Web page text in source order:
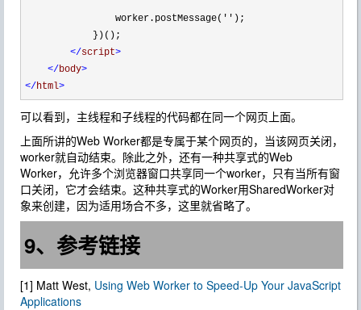
                worker.postMessage(
'' );
            })();
</script>
</body>
</html>
可以看到，主线程和子线程的代码都在同一个网页上面。
上面所讲的Web Worker都是专属于某个网页的，当该网页关闭，
worker就自动结束。除此之外，还有一种共享式的Web
Worker，允许多个浏览器窗口共享同一个worker，只有当所有窗
口关闭，它才会结束。这种共享式的Worker用SharedWorker对
象来创建，因为适用场合不多，这里就省略了。
9、参考链接
[1] Matt West, Using Web Worker to Speed-Up Your JavaScript
Applications